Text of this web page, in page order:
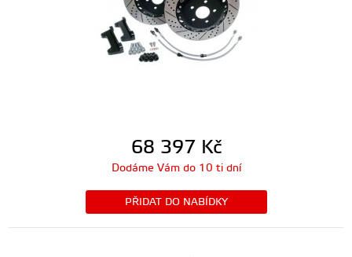
68 397 Kč
Dodáme Vám do 10 ti dní
PŘIDAT DO NABÍDKY